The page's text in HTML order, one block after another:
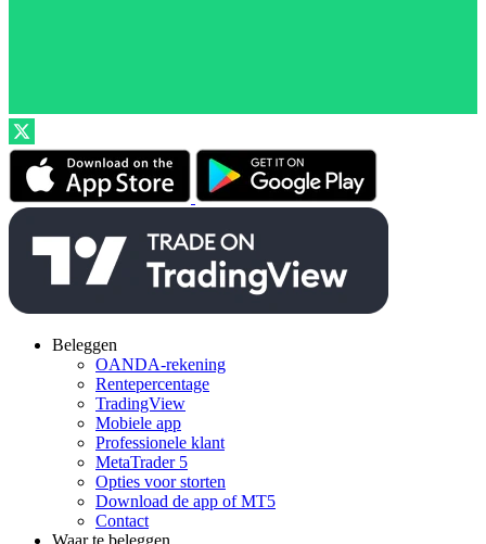
Beleggen
OANDA-rekening
Rentepercentage
TradingView
Mobiele app
Professionele klant
MetaTrader 5
Opties voor storten
Download de app of MT5
Contact
Waar te beleggen